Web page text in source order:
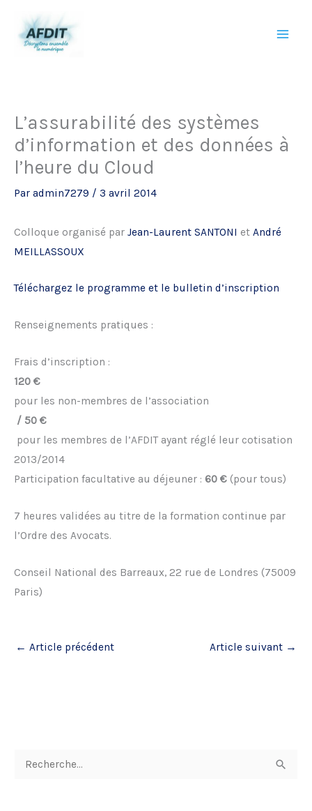
contenu
L’assurabilité des systèmes
d’information et des données à
l’heure du Cloud
Par admin7279 / 3 avril 2014
Colloque organisé par Jean-Laurent SANTONI et André
MEILLASSOUX
Téléchargez le programme et le bulletin d’inscription
Renseignements pratiques :
Frais d’inscription :
120 €
pour les non-membres de l’association
/ 50 €
pour les membres de l’AFDIT ayant réglé leur cotisation
2013/2014
Participation facultative au déjeuner : 60 € (pour tous)
7 heures validées au titre de la formation continue par
l’Ordre des Avocats.
Conseil National des Barreaux, 22 rue de Londres (75009
Paris)
← Article précédent Article suivant →